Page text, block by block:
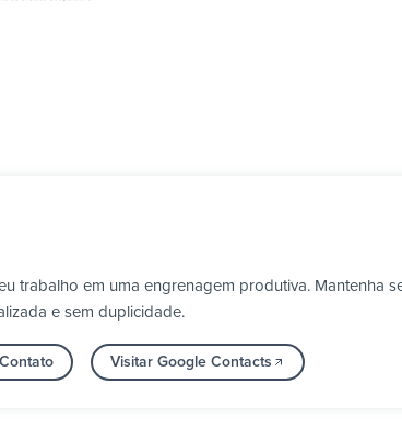
trabalho em uma engrenagem produtiva. Mantenha
e sem duplicidade.
Visitar Google Contacts